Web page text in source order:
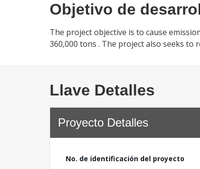
Objetivo de
The project objective is to cause
360,000 tons . The project also seeks
Llave Detalles
Proyecto Detalles
No. de identificación del proyecto